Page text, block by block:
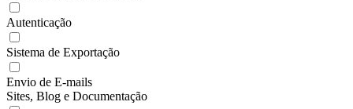
Autenticação
Sistema de Exportação
Envio de E-mails
Sites, Blog e Documentação